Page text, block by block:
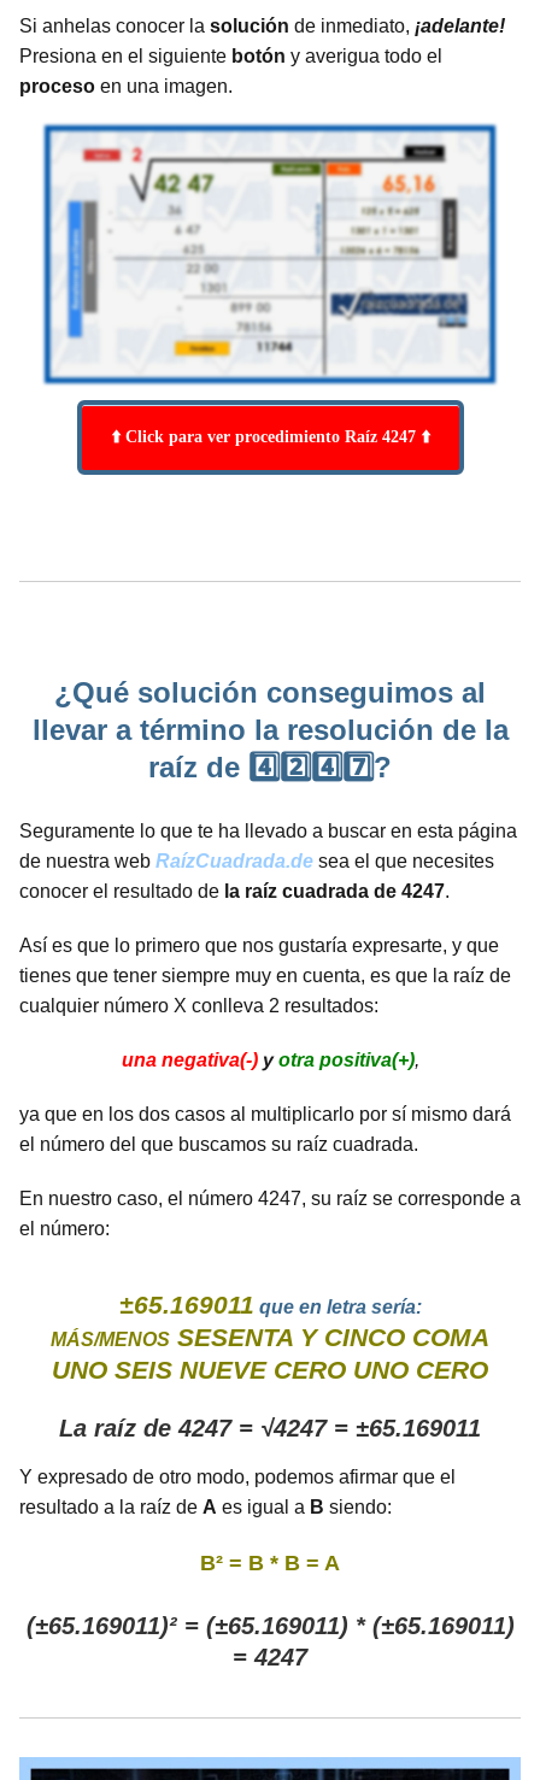
Si anhelas conocer la solución de inmediato, ¡adelante!
Presiona en el siguiente botón y averigua todo el
proceso en una imagen.
⬆️ Click para ver procedimiento Raíz 4247 ⬆️
¿Qué solución conseguimos al
llevar a término la resolución de la
raíz de 4️⃣2️⃣4️⃣7️⃣?
Seguramente lo que te ha llevado a buscar en esta página
de nuestra web RaízCuadrada.de sea el que necesites
conocer el resultado de la raíz cuadrada de 4247.
Así es que lo primero que nos gustaría expresarte, y que
tienes que tener siempre muy en cuenta, es que la raíz de
cualquier número X conlleva 2 resultados:
una negativa(-)yotra positiva(+),
ya que en los dos casos al multiplicarlo por sí mismo dará
el número del que buscamos su raíz cuadrada.
En nuestro caso, el número 4247, su raíz se corresponde a
el número:
±65.169011 que en letra sería:
MÁS/MENOS SESENTA Y CINCO COMA
UNO SEIS NUEVE CERO UNO CERO
La raíz de 4247 = √4247 = ±65.169011
Y expresado de otro modo, podemos afirmar que el
resultado a la raíz de A es igual a B siendo:
B² = B * B = A
(±65.169011)² = (±65.169011) * (±65.169011)
= 4247